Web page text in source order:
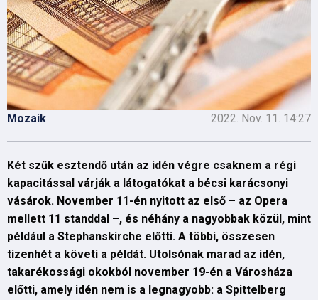
Mozaik 2022. Nov. 11. 14:27
Két szűk esztendő után az idén végre csaknem a régi
kapacitással várják a látogatókat a bécsi karácsonyi
vásárok. November 11-én nyitott az első – az Opera
mellett 11 standdal –, és néhány a nagyobbak közül, mint
például a Stephanskirche előtti. A többi, összesen
tizenhét a követi a példát. Utolsónak marad az idén,
takarékossági okokból november 19-én a Városháza
előtti, amely idén nem is a legnagyobb: a Spittelberg